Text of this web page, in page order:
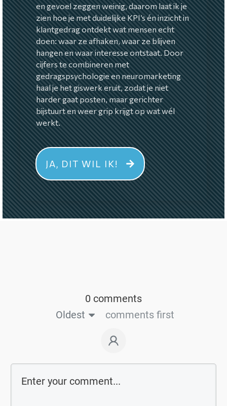
en gevoel zeggen weinig, daarom laat ik je
zien hoe je met duidelijke KPI’s én inzicht in
klantgedrag ontdekt wat mensen echt
doen: waar ze afhaken, waar ze blijven
hangen en waar interesse ontstaat. Door
cijfers te combineren met
gedragspsychologie en neuromarketing
haal je het giswerk eruit, zodat je niet
harder gaat posten, maar gerichter
bijstuurt en weer grip krijgt op wat wél
werkt.
JA, DIT WIL IK!
0 comments
Oldest
comments first